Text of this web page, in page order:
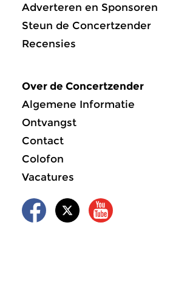
Adverteren en Sponsoren
Steun de Concertzender
Recensies
Over de Concertzender
Algemene Informatie
Ontvangst
Contact
Colofon
Vacatures